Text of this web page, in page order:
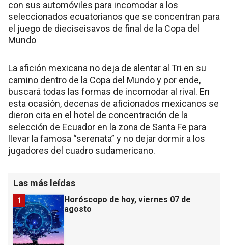
con sus automóviles para incomodar a los
seleccionados ecuatorianos que se concentran para
el juego de dieciseisavos de final de la Copa del
Mundo
La afición mexicana no deja de alentar al Tri en su
camino dentro de la Copa del Mundo y por ende,
buscará todas las formas de incomodar al rival. En
esta ocasión, decenas de aficionados mexicanos se
dieron cita en el hotel de concentración de la
selección de Ecuador en la zona de Santa Fe para
llevar la famosa “serenata” y no dejar dormir a los
jugadores del cuadro sudamericano.
Las más leídas
Horóscopo de hoy, viernes 07 de
agosto
1